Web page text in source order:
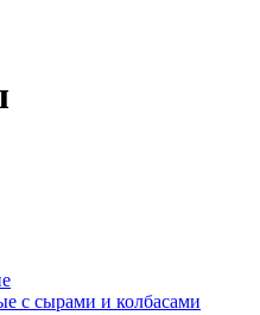
с сырами и колбасами